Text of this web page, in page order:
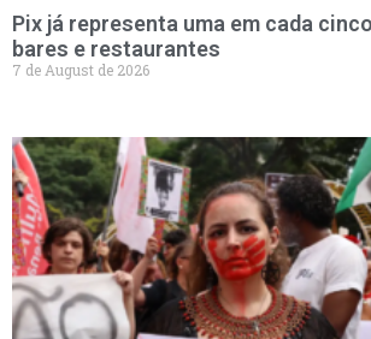
Pix já representa uma em cada
bares e restaurantes
7 de August de 2026